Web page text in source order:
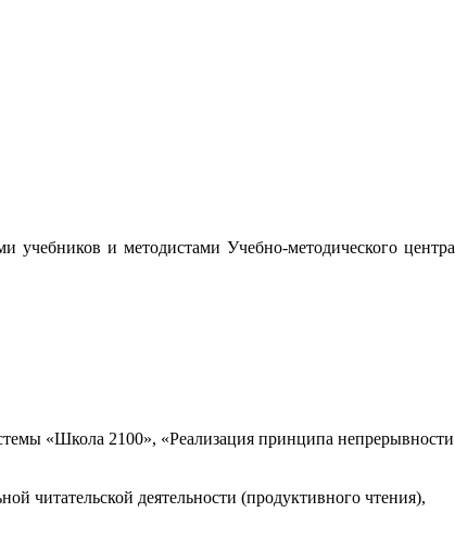
учебников и методистами Учебно-методического центра
«Школа 2100», «Реализация принципа непрерывности
читательской деятельности (продуктивного чтения),